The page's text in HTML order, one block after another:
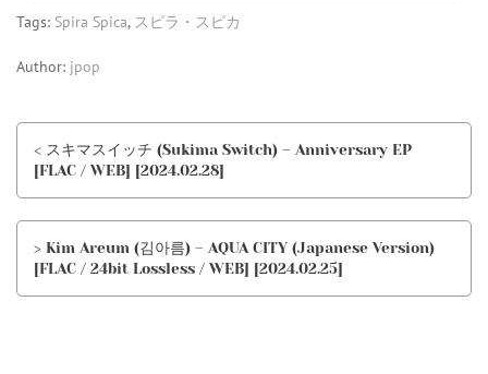
Tags: Spira Spica, スピラ・スピカ
Author: jpop
< スキマスイッチ (Sukima Switch) – Anniversary EP
[FLAC / WEB] [2024.02.28]
> Kim Areum (김아름) – AQUA CITY (Japanese Version)
[FLAC / 24bit Lossless / WEB] [2024.02.25]